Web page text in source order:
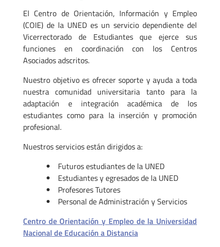
El Centro de Orientación, Información y Empleo
(COIE) de la UNED es un servicio dependiente del
Vicerrectorado de Estudiantes que ejerce sus
funciones en coordinación con los Centros
Asociados adscritos.
Nuestro objetivo es ofrecer soporte y ayuda a toda
nuestra comunidad universitaria tanto para la
adaptación e integración académica de los
estudiantes como para la inserción y promoción
profesional.
Nuestros servicios están dirigidos a:
Futuros estudiantes de la UNED
Estudiantes y egresados de la UNED
Profesores Tutores
Personal de Administración y Servicios
Centro de Orientación y Empleo de la Universidad
Nacional de Educación a Distancia